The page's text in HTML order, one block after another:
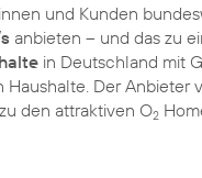
und Kunden
anbieten – und das zu
in Deutschland mit
Der Anbieter
den attraktiven O2